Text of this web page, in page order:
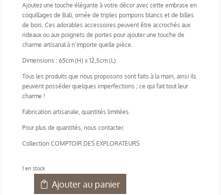
Ajoutez une touche élégante à votre décor avec cette embrase en
coquillages de Bali, ornée de triples pompons blancs et de billes
de bois. Ces adorables accessoires peuvent être accrochés aux
rideaux ou aux poignets de portes pour ajouter une touche de
charme artisanal à n’importe quelle pièce.
Dimensions : 65cm (H) x 12,5cm (L)
Tous les produits que nous proposons sont faits à la main, ainsi ils
peuvent posséder quelques imperfections ; ce qui fait tout leur
charme !
Fabrication artisanale, quantités limitées.
Pour plus de quantités, nous contacter.
Collection COMPTOIR DES EXPLORATEURS
1 en stock
quantité Ajouter au panier